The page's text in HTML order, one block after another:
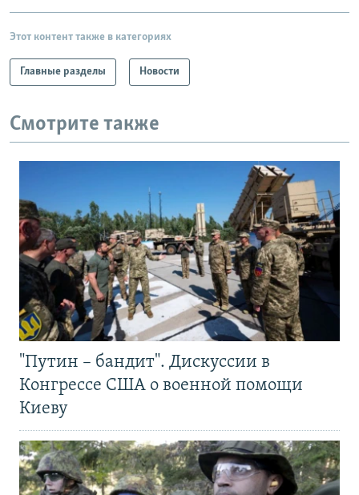
Все сайты РСЕ/РС
Этот контент также в категориях
Главные разделы Новости
Смотрите также
"Путин – бандит". Дискуссии в
Конгрессе США о военной помощи
Киеву